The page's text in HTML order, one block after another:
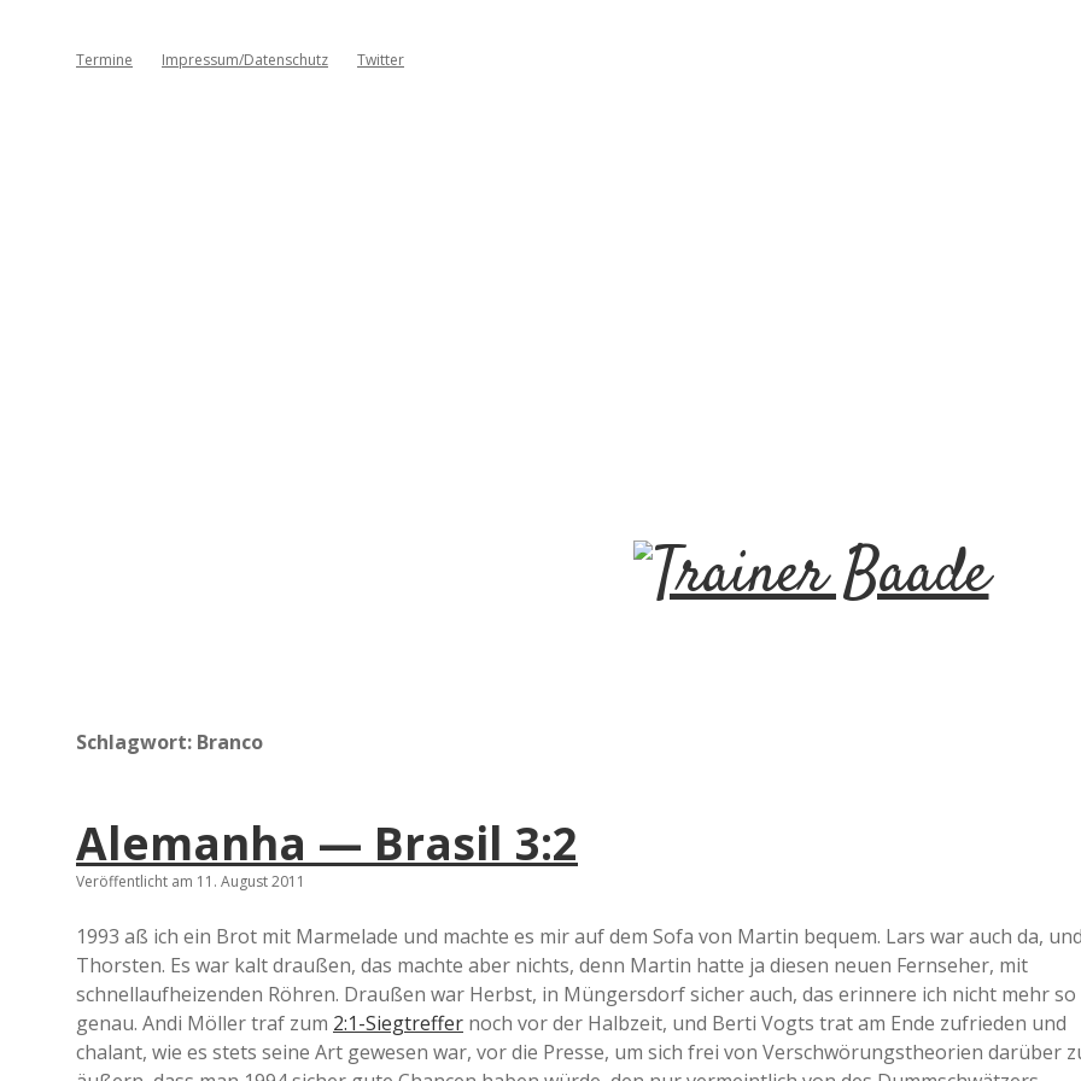
Termine Impressum/Datenschutz Twitter
T
e
r
Schlagwort: Branco
Alemanha — Brasil 3:2
Veröffentlicht am 11. August 2011
1993 aß ich ein Brot mit Marmelade und machte es mir auf dem Sofa von Martin bequem. Lars war auch da, und
Thorsten. Es war kalt draußen, das machte aber nichts, denn Martin hatte ja diesen neuen Fernseher, mit
schnellaufheizenden Röhren. Draußen war Herbst, in Müngersdorf sicher auch, das erinnere ich nicht mehr so
genau. Andi Möller traf zum 2:1-Siegtreffer noch vor der Halbzeit, und Berti Vogts trat am Ende zufrieden und
chalant, wie es stets seine Art gewesen war, vor die Presse, um sich frei von Verschwörungstheorien darüber